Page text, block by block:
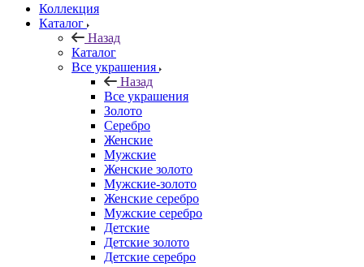
Коллекция
Каталог
Назад
Каталог
Все украшения
Назад
Все украшения
Золото
Серебро
Женские
Мужские
Женские золото
Мужские-золото
Женские серебро
Мужские серебро
Детские
Детские золото
Детские серебро